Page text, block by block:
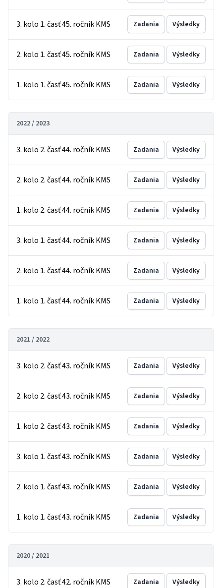
3. kolo 1. časť 45. ročník KMS Zadania Výsledky
2. kolo 1. časť 45. ročník KMS Zadania Výsledky
1. kolo 1. časť 45. ročník KMS Zadania Výsledky
2022 / 2023
3. kolo 2. časť 44. ročník KMS Zadania Výsledky
2. kolo 2. časť 44. ročník KMS Zadania Výsledky
1. kolo 2. časť 44. ročník KMS Zadania Výsledky
3. kolo 1. časť 44. ročník KMS Zadania Výsledky
2. kolo 1. časť 44. ročník KMS Zadania Výsledky
1. kolo 1. časť 44. ročník KMS Zadania Výsledky
2021 / 2022
3. kolo 2. časť 43. ročník KMS Zadania Výsledky
2. kolo 2. časť 43. ročník KMS Zadania Výsledky
1. kolo 2. časť 43. ročník KMS Zadania Výsledky
3. kolo 1. časť 43. ročník KMS Zadania Výsledky
2. kolo 1. časť 43. ročník KMS Zadania Výsledky
1. kolo 1. časť 43. ročník KMS Zadania Výsledky
2020 / 2021
3. kolo 2. časť 42. ročník KMS Zadania Výsledky